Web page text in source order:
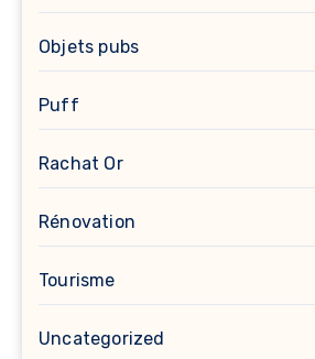
Objets pubs
Puff
Rachat Or
Rénovation
Tourisme
Uncategorized